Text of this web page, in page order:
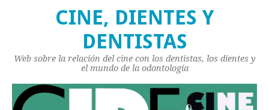
CINE, DIENTES Y
DENTISTAS
Web sobre la relación del cine con los dentistas, los dientes y
el mundo de la odontología